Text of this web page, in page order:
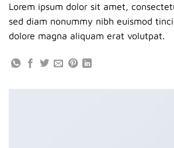
Lorem ipsum dolor sit amet,
sed diam nonummy nibh euismod
dolore magna aliquam erat volutpat.